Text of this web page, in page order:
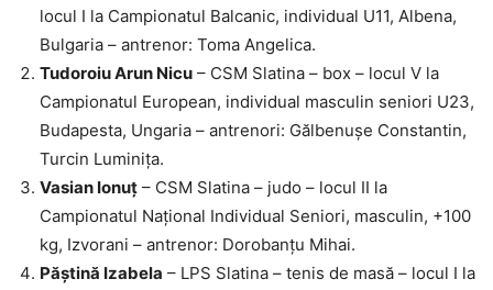
locul I la Campionatul Balcanic, individual U11, Albena,
Bulgaria – antrenor: Toma Angelica.
Tudoroiu Arun Nicu – CSM Slatina – box – locul V la
Campionatul European, individual masculin seniori U23,
Budapesta, Ungaria – antrenori: Gălbenușe Constantin,
Turcin Luminița.
Vasian Ionuț – CSM Slatina – judo – locul II la
Campionatul Național Individual Seniori, masculin, +100
kg, Izvorani – antrenor: Dorobanțu Mihai.
Păștină Izabela – LPS Slatina – tenis de masă – locul I la